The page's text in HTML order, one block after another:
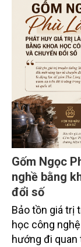
hút sự tham
các đơn vị
chuyên gia,
trường tỉnh
doanh
Gốm Ngọc
nghề bằng
đổi số
Bảo tồn giá trị
học công
hướng đi